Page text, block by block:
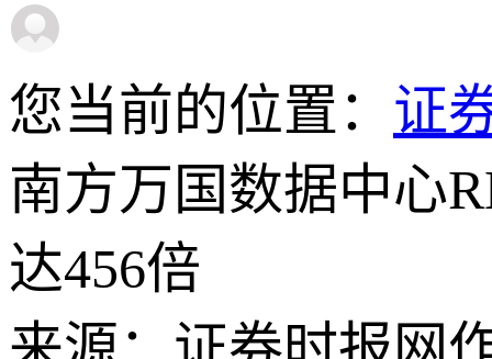
您当前的位置： 证
南方万国数据中心
达456倍